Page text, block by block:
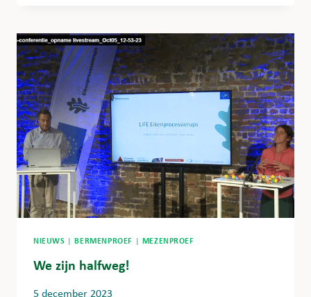
NIEUWS |BERMENPROEF | MEZENPROEF
We zijn halfweg!
5 december 2023